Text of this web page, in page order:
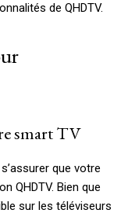
de QHDTV.
smart TV
que votre
QHDTV. Bien que
sur les téléviseurs